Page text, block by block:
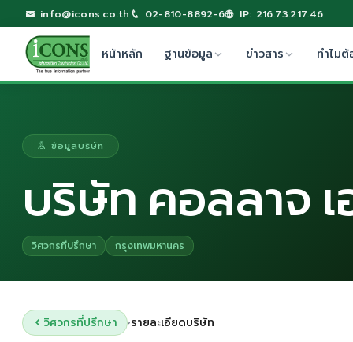
info@icons.co.th 02-810-8892-6 IP: 216.73.217.46
หน้าหลัก ฐานข้อมูล ข่าวสาร ทำไมต้
ข้อมูลบริษัท
บริษัท คอลลาจ
วิศวกรที่ปรึกษา กรุงเทพมหานคร
วิศวกรที่ปรึกษา ›รายละเอียดบริษัท